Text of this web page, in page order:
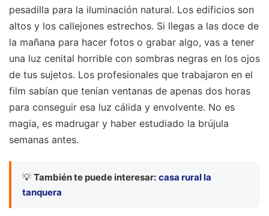
pesadilla para la iluminación natural. Los edificios son
altos y los callejones estrechos. Si llegas a las doce de
la mañana para hacer fotos o grabar algo, vas a tener
una luz cenital horrible con sombras negras en los ojos
de tus sujetos. Los profesionales que trabajaron en el
film sabían que tenían ventanas de apenas dos horas
para conseguir esa luz cálida y envolvente. No es
magia, es madrugar y haber estudiado la brújula
semanas antes.
💡 También te puede interesar: casa rural la
tanquera